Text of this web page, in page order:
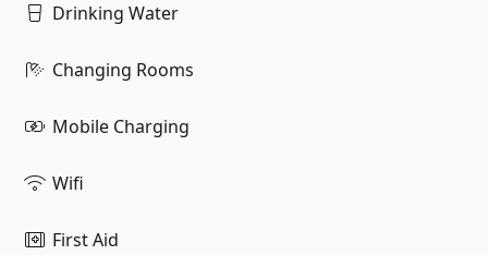
Drinking Water
Changing Rooms
Mobile Charging
Wifi
First Aid